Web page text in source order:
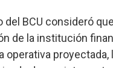
del BCU consideró
de la institución
operativa proyectada,